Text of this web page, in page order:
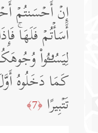
إِنۡ أَحۡسَنتُمۡ
أَسَأۡتُمۡ فَلَهَاۚ
لِیَسُـࣳۤـُٔوا۟
كَمَا دَخَلُوهُ
تَتۡبِیرًا ﴿7﴾